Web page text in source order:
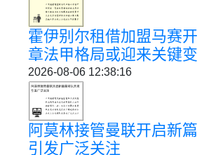
霍伊别尔租借加盟马赛
章法甲格局或迎来关键
2026-08-06 12:38:16
阿莫林接管曼联开启新
引发广泛关注